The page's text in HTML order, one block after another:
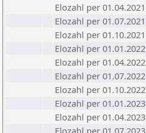
Elozahl per 01.04.2021
Elozahl per 01.07.2021
Elozahl per 01.10.2021
Elozahl per 01.01.2022
Elozahl per 01.04.2022
Elozahl per 01.07.2022
Elozahl per 01.10.2022
Elozahl per 01.01.2023
Elozahl per 01.04.2023
Elozahl per 01.07.2023